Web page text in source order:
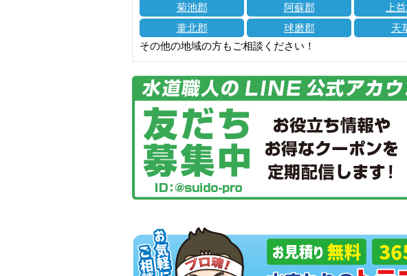
菊池郡
阿蘇郡 上
葦北郡
球磨郡
天
その他の地域の方もご相談ください！